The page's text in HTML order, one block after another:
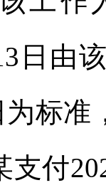
日由
为标准
支付